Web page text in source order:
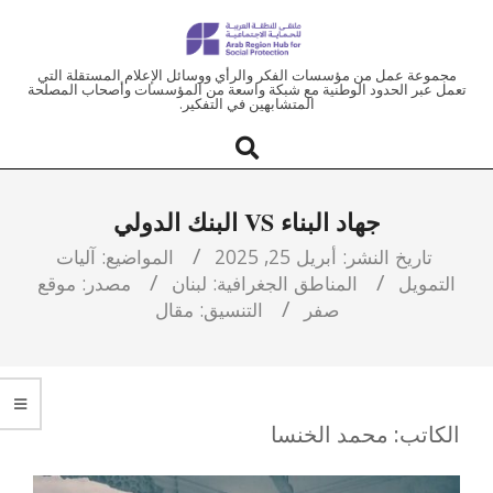
ملتقى
العربية
للحماية
الاجتماعية
مجموعة عمل من مؤسسات الفكر والرأي ووسائل الإعلام المستقلة التي
تعمل عبر الحدود الوطنية مع شبكة واسعة من المؤسسات وأصحاب المصلحة
المتشابهين في التفكير.
جهاد البناء VS البنك الدولي
تاريخ النشر: أبريل 25, 2025 المواضيع: آليات
التمويل
المناطق الجغرافية: لبنان مصدر: موقع
صفر
التنسيق: مقال
الكاتب: محمد الخنسا